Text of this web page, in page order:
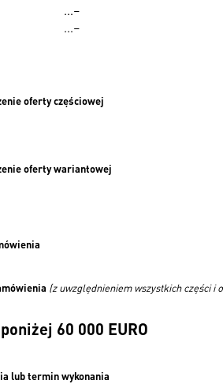
...–
...–
oferty częściowej
oferty wariantowej
(z uwzględnieniem wszystkich części i
60 000 EURO
lub termin wykonania